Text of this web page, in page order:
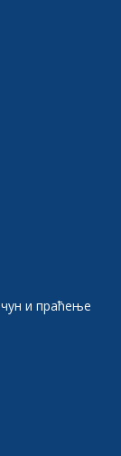
и праћење